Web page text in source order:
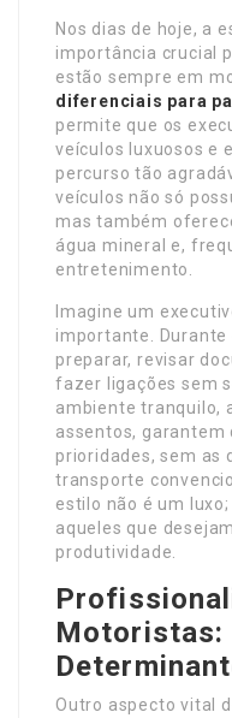
Nos dias de hoje, a
importância crucial
estão sempre em
diferenciais para
permite que os
veículos luxuosos e
percurso tão
veículos não só
mas também
água mineral e,
entretenimento.
Imagine um
importante.
preparar, revisar
fazer ligações sem
ambiente tranquilo,
assentos, garantem
prioridades, sem as
transporte
estilo não é um
aqueles que
produtividade.
Motoristas:
Outro aspecto vital